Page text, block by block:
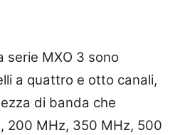
serie MXO 3 sono
a quattro e otto canali,
di banda che
200 MHz, 350 MHz, 500